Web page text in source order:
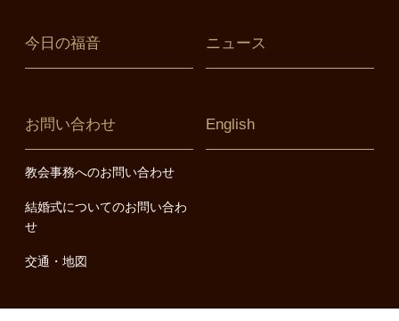
今日の福音 ニュース
お問い合わせ
教会事務へのお問い合わせ
結婚式についてのお問い合わ
せ
交通・地図
English